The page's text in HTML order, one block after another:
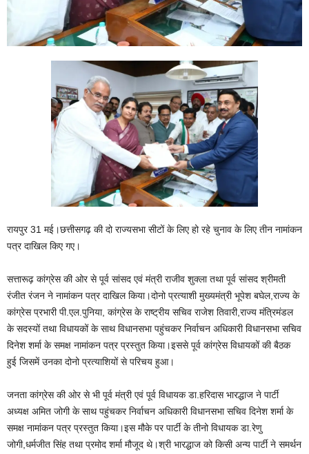
रायपुर 31 मई।छत्तीसगढ़ की दो राज्यसभा सीटों के लिए हो रहे चुनाव के लिए तीन नामांकन
पत्र दाखिल किए गए।
सत्तारूढ़ कांग्रेस की ओर से पूर्व सांसद एवं मंत्री राजीव शुक्ला तथा पूर्व सांसद श्रीमती
रंजीत रंजन ने नामांकन पत्र दाखिल किया।दोनो प्रत्याशी मुख्यमंत्री भूपेश बघेल,राज्य के
कांग्रेस प्रभारी पी.एल.पुनिया, कांग्रेस के राष्ट्रीय सचिव राजेश तिवारी,राज्य मंत्रिमंडल
के सदस्यों तथा विधायकों के साथ विधानसभा पहुंचकर निर्वाचन अधिकारी विधानसभा सचिव
दिनेश शर्मा के समक्ष नामांकन पत्र प्रस्तुत किया।इससे पूर्व कांग्रेस विधायकों की बैठक
हुई जिसमें उनका दोनो प्रत्याशियों से परिचय हुआ।
जनता कांग्रेस की ओर से भी पूर्व मंत्री एवं पूर्व विधायक डा.हरिदास भारद्धाज ने पार्टी
अध्यक्ष अमित जोगी के साथ पहुंचकर निर्वाचन अधिकारी विधानसभा सचिव दिनेश शर्मा के
समक्ष नामांकन पत्र प्रस्तुत किया।इस मौके पर पार्टी के तीनो विधायक डा.रेणु
जोगी,धर्मजीत सिंह तथा प्रमोद शर्मा मौजूद थे।श्री भारद्धाज को किसी अन्य पार्टी ने समर्थन